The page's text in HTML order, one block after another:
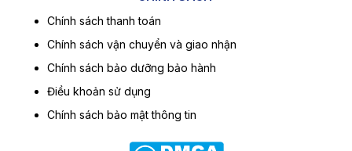
Chính sách thanh toán
Chính sách vận chuyển và giao nhận
Chính sách bảo dưỡng bảo hành
Điều khoản sử dụng
Chính sách bảo mật thông tin